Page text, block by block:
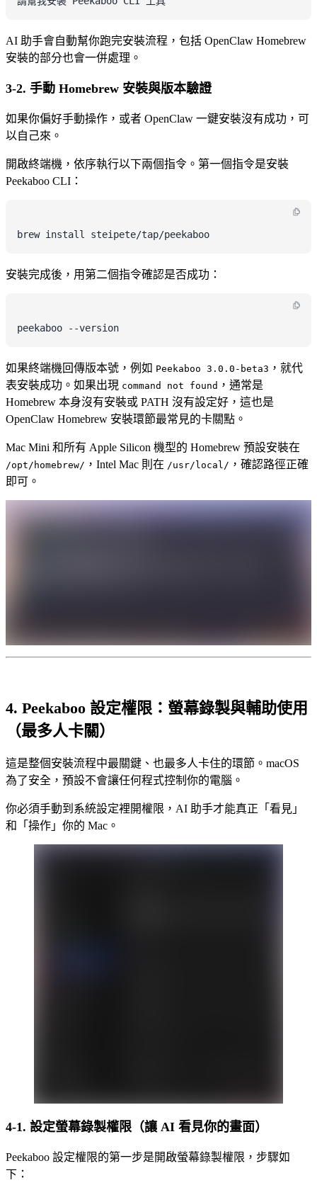
AI 助手會自動幫你跑完安裝流程，包括 OpenClaw Homebrew
安裝的部分也會一併處理。
3-2. 手動 Homebrew 安裝與版本驗證
如果你偏好手動操作，或者 OpenClaw 一鍵安裝沒有成功，可
以自己來。
開啟終端機，依序執行以下兩個指令。第一個指令是安裝
Peekaboo CLI：
安裝完成後，用第二個指令確認是否成功：
如果終端機回傳版本號，例如 Peekaboo 3.0.0-beta3 ，就代
表安裝成功。如果出現 command not found ，通常是
Homebrew 本身沒有安裝或 PATH 沒有設定好，這也是
OpenClaw Homebrew 安裝環節最常見的卡關點。
Mac Mini 和所有 Apple Silicon 機型的 Homebrew 預設安裝在
/opt/homebrew/ ，Intel Mac 則在 /usr/local/ ，確認路徑正確
即可。
4. Peekaboo 設定權限：螢幕錄製與輔助使用
（最多人卡關）
這是整個安裝流程中最關鍵、也最多人卡住的環節。macOS
為了安全，預設不會讓任何程式控制你的電腦。
你必須手動到系統設定裡開權限，AI 助手才能真正「看見」
和「操作」你的 Mac。
4-1. 設定螢幕錄製權限（讓 AI 看見你的畫面）
Peekaboo 設定權限的第一步是開啟螢幕錄製權限，步驟如
下：